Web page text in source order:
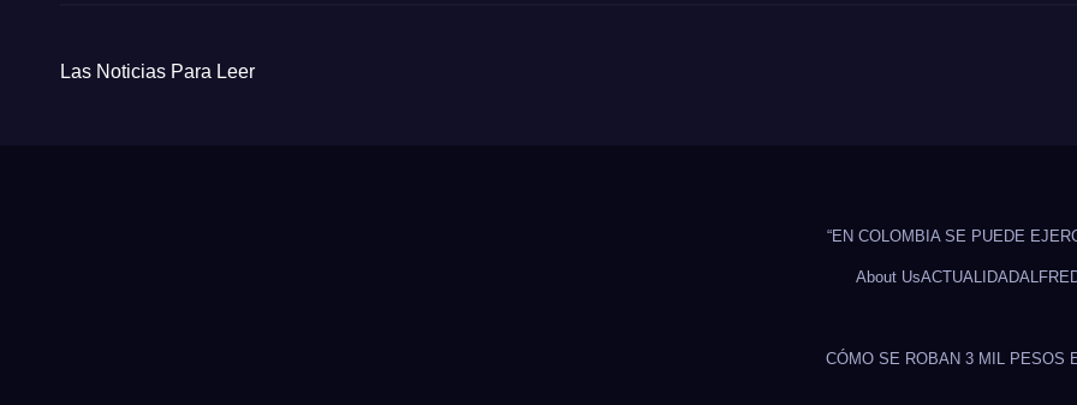
Las Noticias Para Leer
“EN COLOMBIA SE PUEDE
About UsACTUALIDAD
CÓMO SE ROBAN 3 MIL PESOS